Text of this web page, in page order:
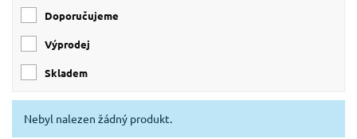
Doporučujeme
Výprodej
skladem
Nebyl nalezen žádný produkt.